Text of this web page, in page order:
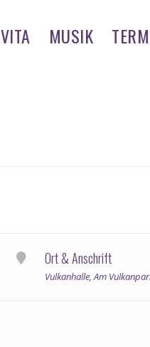
VITA MUSIK
Ort & Anschrift
Vulkanhalle, Am